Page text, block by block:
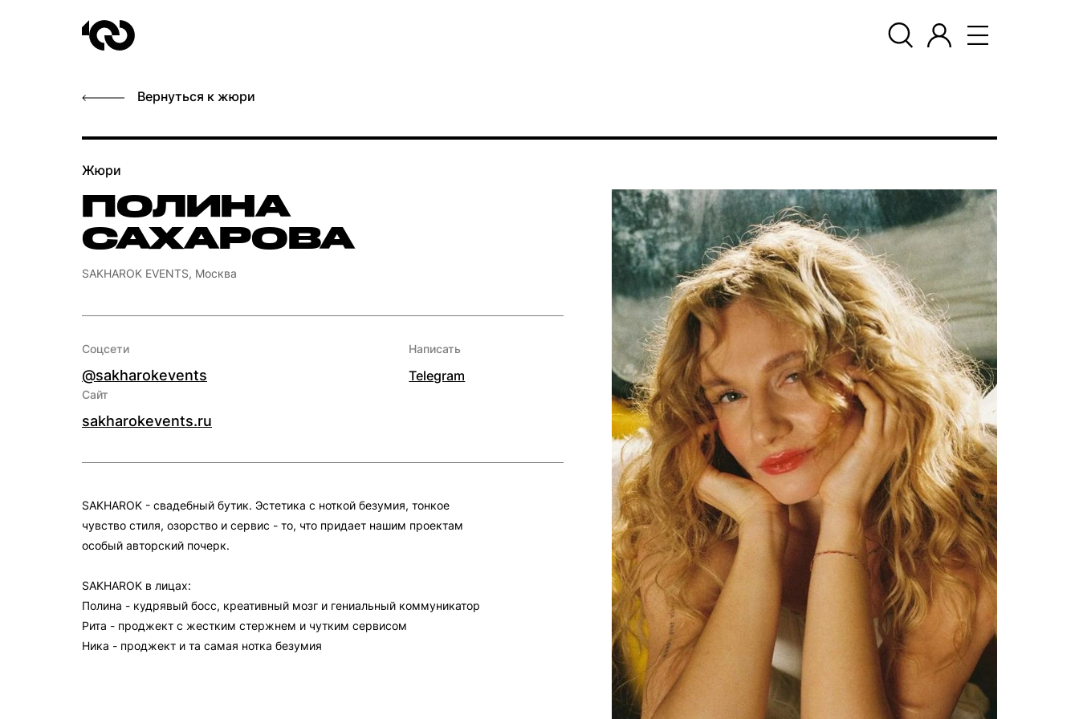
Вернуться к жюри
Жюри
ПОЛИНА
САХАРОВА
SAKHAROK EVENTS, Москва
Соцсети
@sakharokevents
Написать
Telegram
Сайт
sakharokevents.ru
SAKHAROK - свадебный бутик. Эстетика с ноткой безумия, тонкое
чувство стиля, озорство и сервис - то, что придает нашим проектам
особый авторский почерк.
SAKHAROK в лицах:
Полина - кудрявый босс, креативный мозг и гениальный коммуникатор
Рита - проджект с жестким стержнем и чутким сервисом
Ника - проджект и та самая нотка безумия